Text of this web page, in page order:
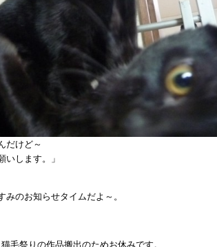
だけど～
いします。」
みのお知らせタイムだよ～。
毛祭りの作品搬出のためお休みです。